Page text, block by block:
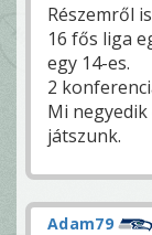
Részemről
16 fős liga
egy 14-es.
2
Mi
játszunk.
Adam79